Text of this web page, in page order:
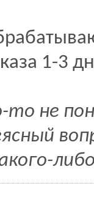
1-3
то не